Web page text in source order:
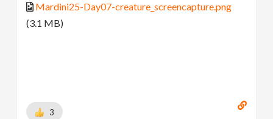
Mardini25-Day07-creature_screencapture.png
(3.1 MB)
3